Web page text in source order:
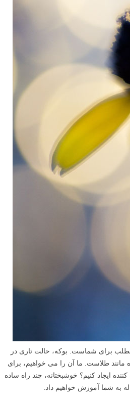
مطلب برای شماست. بوکه، حالت تاری در
طلاست. ما آن را می خواهیم، برای
ایجاد کنیم؟ خوشبختانه، چند راه ساده
به شما آموزش خواهیم داد.